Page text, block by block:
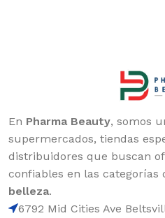
En Pharma Beauty, somos
supermercados, tiendas
distribuidores que buscan
confiables en las categorías
belleza.
6792 Mid Cities Ave